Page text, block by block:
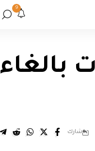
9
بالغاء
شارك